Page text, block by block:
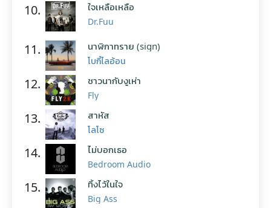
10. ใจเหลือเหลือ
Dr.Fuu
11. นาฬิกาทราย (sign)
โบกี้ไลอ้อน
12. ชาวนากับงูเห่า
Fly
13. สาหัส
โลโซ
14. ไม่บอกเธอ
Bedroom Audio
15. ทิ้งไว้ในใจ
Big Ass